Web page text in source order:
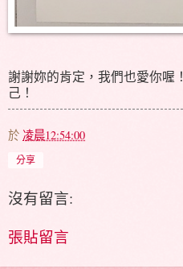
謝謝妳的肯定，我們也愛你喔
己！
於 凌晨12:54:00
分享
沒有留言:
張貼留言